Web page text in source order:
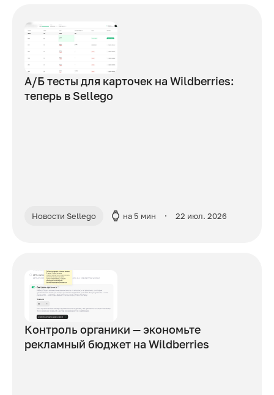
А/Б тесты для карточек на Wildberries:
теперь в Sellego
Новости Sellego на 5 мин 22 июл. 2026
Контроль органики — экономьте
рекламный бюджет на Wildberries